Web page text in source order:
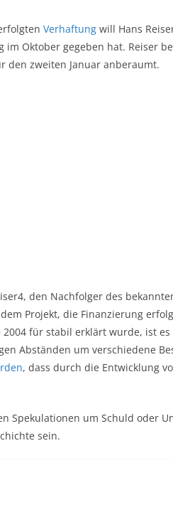
Verhaftung will Hans
Oktober gegeben hat. Reiser
den zweiten Januar anberaumt.
den Nachfolger des
Projekt, die Finanzierung
2004 für stabil erklärt wurde, ist
Abständen um verschiedene
, dass durch die Entwicklung
um Schuld oder
sein.